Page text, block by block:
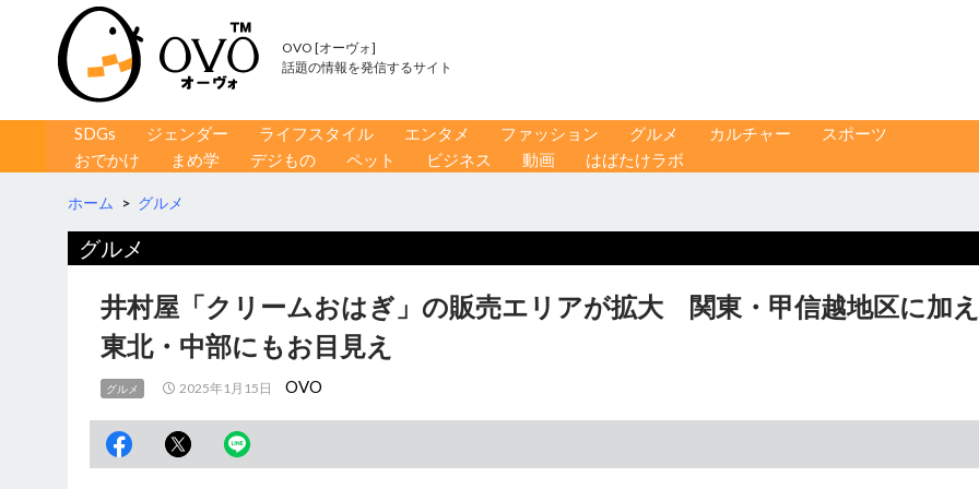
OVO [オーヴォ]
話題の情報を発信するサイト
コンテンツへ移動
SDGs ジェンダー ライフスタイル エンタメ ファッション グルメ カルチャー
スポーツ
おでかけ
まめ学 デジもの ペット ビジネス 動画 はばたけラボ
ホーム > グルメ
グルメ
井村屋「クリームおはぎ」の販売エリアが拡大 関東・甲信越地区に加え
東北・中部にもお目見え
グルメ 2025年1月15日 OVO